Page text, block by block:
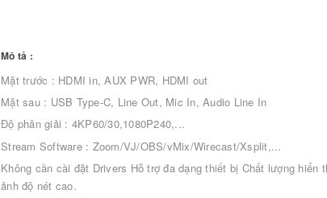
Mô tả :
Mặt trước : HDMI in, AUX PWR, HDMI out
Mặt sau : USB Type-C, Line Out, Mic In, Audio Line In
Độ phân giải : 4KP60/30,1080P240,...
Stream Software : Zoom/VJ/OBS/vMix/Wirecast/Xsplit,...
Không cần cài đặt Drivers Hỗ trợ đa dạng thiết bị Chất lượng hiển
ảnh độ nét cao.